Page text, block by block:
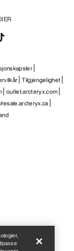
Tilgjengelighet
outlet.arcteryx.com